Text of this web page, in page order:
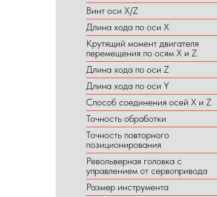
Винт оси X/Z
Длина хода по оси X
Крутящий момент двигателя
перемещения по осям X и Z
Длина хода по оси Z
Длина хода по оси Y
Способ соединения осей X и Z
Точность обработки
Точность повторного
позиционирования
Револьверная головка с
управлением от сервопривода
Размер инструмента